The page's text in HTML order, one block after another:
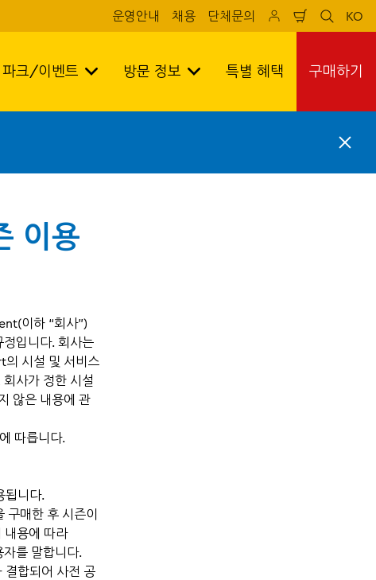
운영안내 채용 단체문의
Shopping
cart
sr
search
KO
sr
파크/이벤트 방문 정보 특별 혜택 구매하기
C
o
이용
이하 “회사”)
입니다. 회사는
의 시설 및 서비스
사가 정한 시설
않은 내용에 관
따릅니다.
됩니다.
매한 후 시즌이
내용에 따라
를 말합니다.
결합되어 사전 공